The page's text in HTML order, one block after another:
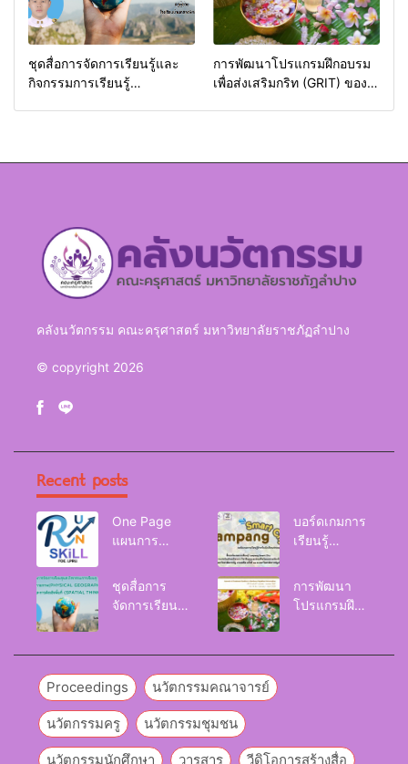
ชุดสื่อการจัดการเรียนรู้และ
กิจกรรมการเรียนรู้
การพัฒนาโปรแกรมฝึกอบรม
เพื่อส่งเสริมกริท (GRIT) ของ
คลังนวัตกรรม คณะครุศาสตร์ มหาวิทยาลัยราชภัฏลำปาง
© copyright 2026
Recent posts
One Page
แผนการ
Reskill
Upskill
บอร์ดเกมการ
เรียนรู้
Smart City
ชุดสื่อการ
จัดการเรียนรู้
(Physical
Geography)
การพัฒนา
โปรแกรมฝึก
Proceedings นวัตกรรมคณาจารย์
นวัตกรรมครู นวัตกรรมชุมชน
นวัตกรรมนักศึกษา วารสาร วีดิโอการสร้างสื่อ